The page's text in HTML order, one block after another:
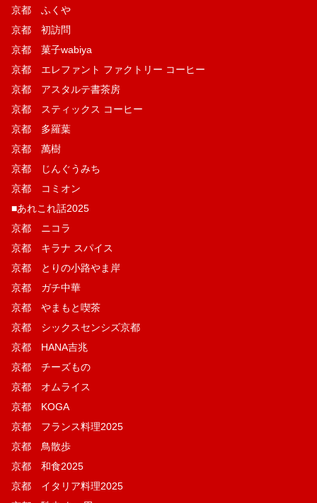
京都 ふくや
京都 初訪問
京都 菓子wabiya
京都 エレファント ファクトリー コーヒー
京都 アスタルテ書茶房
京都 スティックス コーヒー
京都 多羅葉
京都 萬樹
京都 じんぐうみち
京都 コミオン
■あれこれ話2025
京都 ニコラ
京都 キラナ スパイス
京都 とりの小路やま岸
京都 ガチ中華
京都 やまもと喫茶
京都 シックスセンシズ京都
京都 HANA吉兆
京都 チーズもの
京都 オムライス
京都 KOGA
京都 フランス料理2025
京都 鳥散歩
京都 和食2025
京都 イタリア料理2025